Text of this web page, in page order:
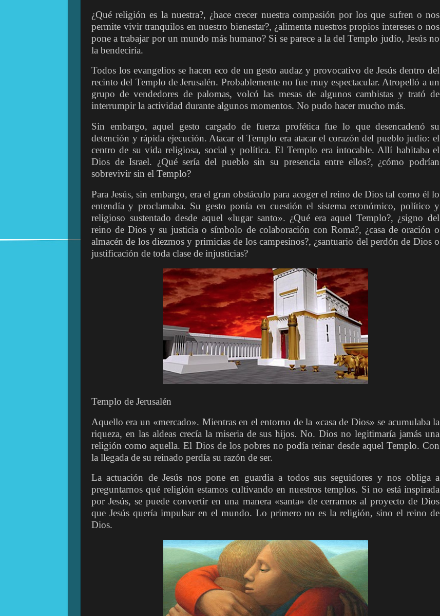
¿Qué religión es la nuestra?, ¿hace crecer nuestra compasión por los que sufren o nos
permite vivir tranquilos en nuestro bienestar?, ¿alimenta nuestros propios intereses o nos
pone a trabajar por un mundo más humano? Si se parece a la del Templo judío, Jesús no
la bendeciría.
Todos los evangelios se hacen eco de un gesto audaz y provocativo de Jesús dentro del
recinto del Templo de Jerusalén. Probablemente no fue muy espectacular. Atropelló a un
grupo de vendedores de palomas, volcó las mesas de algunos cambistas y trató de
interrumpir la actividad durante algunos momentos. No pudo hacer mucho más.
Sin embargo, aquel gesto cargado de fuerza profética fue lo que desencadenó su
detención y rápida ejecución. Atacar el Templo era atacar el corazón del pueblo judío: el
centro de su vida religiosa, social y política. El Templo era intocable. Allí habitaba el
Dios de Israel. ¿Qué sería del pueblo sin su presencia entre ellos?, ¿cómo podrían
sobrevivir sin el Templo?
Para Jesús, sin embargo, era el gran obstáculo para acoger el reino de Dios tal como él lo
entendía y proclamaba. Su gesto ponía en cuestión el sistema económico, político y
religioso sustentado desde aquel «lugar santo». ¿Qué era aquel Templo?, ¿signo del
reino de Dios y su justicia o símbolo de colaboración con Roma?, ¿casa de oración o
almacén de los diezmos y primicias de los campesinos?, ¿santuario del perdón de Dios o
justificación de toda clase de injusticias?
Templo de Jerusalén
Aquello era un «mercado». Mientras en el entorno de la «casa de Dios» se acumulaba la
riqueza, en las aldeas crecía la miseria de sus hijos. No. Dios no legitimaría jamás una
religión como aquella. El Dios de los pobres no podía reinar desde aquel Templo. Con
la llegada de su reinado perdía su razón de ser.
La actuación de Jesús nos pone en guardia a todos sus seguidores y nos obliga a
preguntarnos qué religión estamos cultivando en nuestros templos. Si no está inspirada
por Jesús, se puede convertir en una manera «santa» de cerrarnos al proyecto de Dios
que Jesús quería impulsar en el mundo. Lo primero no es la religión, sino el reino de
Dios.